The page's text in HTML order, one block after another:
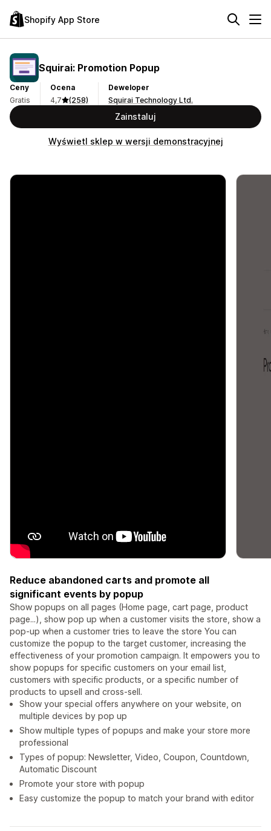
Shopify App Store
Squirai: Promotion Popup
Ceny
Gratis
Ocena
4,7
(258)
Deweloper
Squirai Technology Ltd.
Zainstaluj
Wyświetl sklep w wersji demonstracyjnej
Reduce abandoned carts and promote all
significant events by popup
Show popups on all pages (Home page, cart page, product
page...), show pop up when a customer visits the store, show a
pop-up when a customer tries to leave the store You can
customize the popup to the target customer, increasing the
effectiveness of your promotion campaign. It empowers you to
show popups for specific customers on your email list,
customers with specific products, or a specific number of
products to upsell and cross-sell.
Show your special offers anywhere on your website, on
multiple devices by pop up
Show multiple types of popups and make your store more
professional
Types of popup: Newsletter, Video, Coupon, Countdown,
Automatic Discount
Promote your store with popup
Easy customize the popup to match your brand with editor